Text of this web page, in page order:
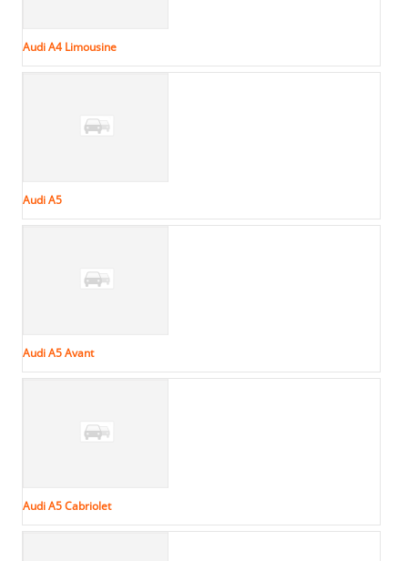
Audi A4 Limousine
Audi A5
Audi A5 Avant
Audi A5 Cabriolet